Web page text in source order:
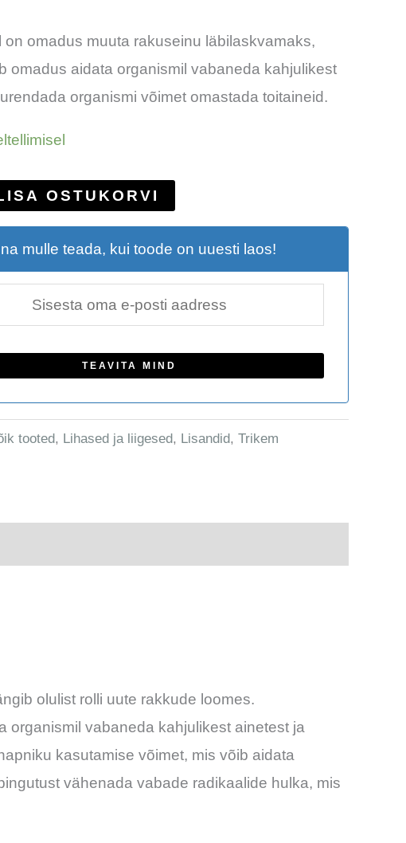
on omadus muuta rakuseinu läbilaskvamaks,
omadus aidata organismil vabaneda kahjulikest
organismi võimet omastada toitaineid.
OSTUKORVI
mulle teada, kui toode on uuesti laos!
tooted, Lihased ja liigesed, Lisandid, Trikem
olulist rolli uute rakkude loomes.
organismil vabaneda kahjulikest ainetest ja
kasutamise võimet, mis võib aidata
vähenada vabade radikaalide hulka, mis